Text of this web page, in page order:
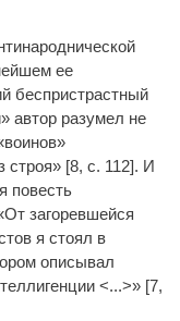
ее
беспристрастный
автор разумел не
строя» [8, с. 112]. И
повесть
загоревшейся
я стоял в
описывал
<...>» [7,